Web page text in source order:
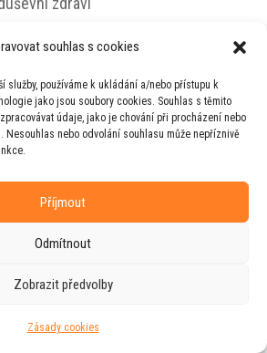
souhlas s cookies
služby, používáme k ukládání a/nebo přístupu k
jako jsou soubory cookies. Souhlas s těmito
údaje, jako je chování při procházení nebo
Nesouhlas nebo odvolání souhlasu může nepříznivě
Příjmout
Odmítnout
Zobrazit předvolby
Zásady cookies
– Osobní stránky Jiřího
Horeckého
firma